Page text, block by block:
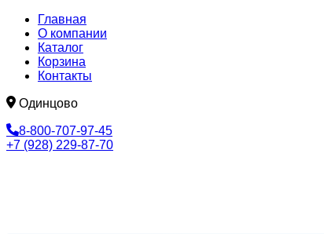
Главная
О компании
Каталог
Корзина
Контакты
Одинцово
8-800-707-97-45
+7 (928) 229-87-70